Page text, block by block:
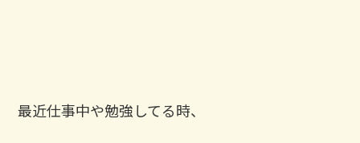
最近仕事中や勉強してる時、